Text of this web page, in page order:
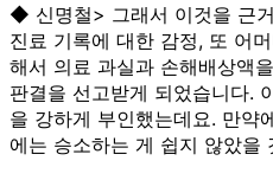
◆ 신명철> 그래서 이것을 근
진료 기록에 대한 감정, 또 어
해서 의료 과실과 손해배상액
판결을 선고받게 되었습니다.
을 강하게 부인했는데요. 만약
에는 승소하는 게 쉽지 않았을